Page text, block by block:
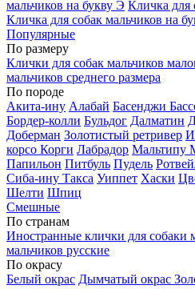
мальчиков на букву Э Кличка для
Кличка для собак мальчиков на
Популярные
По размеру
Клички для собак мальчиков
мальчиков среднего размера
По породе
Акита-ину Алабай Басенджи
Бордер-колли Бульдог Далматин
Доберман Золотистый ретривер
корсо Корги Лабрадор Мальтипу
Папильон Питбуль Пудель
Сиба-ину Такса Уиппет Хаски
Шелти Шпиц
Смешные
По странам
Иностранные клички для собаки
мальчиков русские
По окрасу
Белый окрас Дымчатый окрас